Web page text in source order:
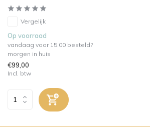
Vergelijk
Op voorraad
vandaag voor 15.00 besteld?
morgen in huis
€99,00
Incl. btw